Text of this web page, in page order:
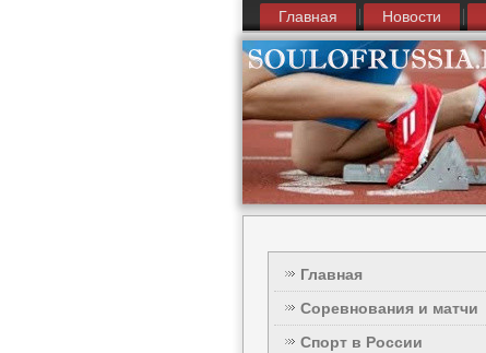
Главная Новости
Главная
Соревнования и матчи
Спорт в России